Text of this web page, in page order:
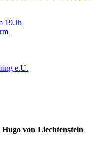
19.Jh
e.U.
Hugo von Liechtenstein